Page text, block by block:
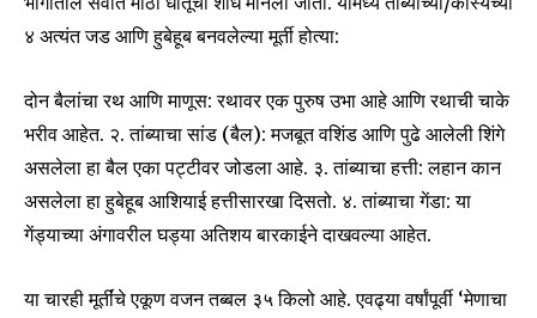
४ अत्यंत जड आणि हुबेहूब बनवलेल्या मूर्ती होत्या:
दोन बैलांचा रथ आणि माणूस: रथावर एक पुरुष उभा आहे आणि रथाची चाके
भरीव आहेत. २. तांब्याचा सांड (बैल): मजबूत वशिंड आणि पुढे आलेली शिंगे
असलेला हा बैल एका पट्टीवर जोडला आहे. ३. तांब्याचा हत्ती: लहान कान
असलेला हा हुबेहूब आशियाई हत्तीसारखा दिसतो. ४. तांब्याचा गेंडा: या
गेंड्याच्या अंगावरील घड्या अतिशय बारकाईने दाखवल्या आहेत.
या चारही मूर्तींचे एकूण वजन तब्बल ३५ किलो आहे. एवढ्या वर्षांपूर्वी ‘मेणाचा